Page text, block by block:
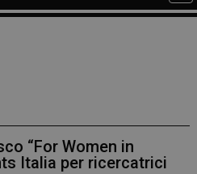
“For Women in
Italia per ricercatrici